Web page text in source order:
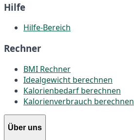
Hilfe
Hilfe-Bereich
Rechner
BMI Rechner
Idealgewicht berechnen
Kalorienbedarf berechnen
Kalorienverbrauch berechnen
Über uns